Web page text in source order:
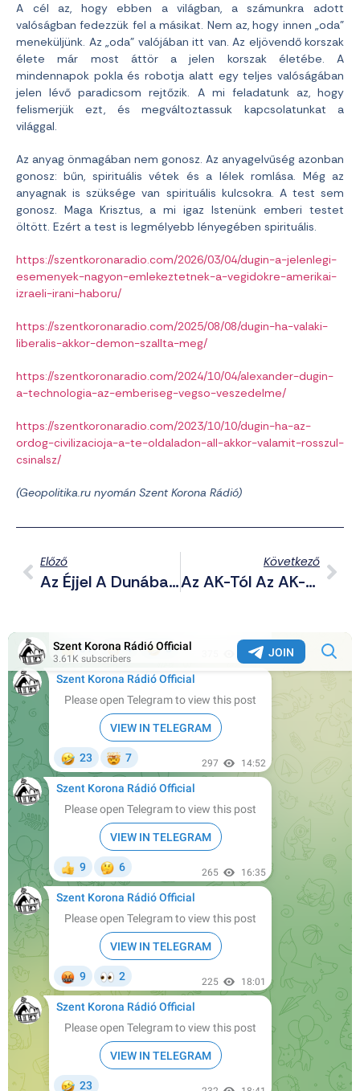
A cél az, hogy ebben a világban, a számunkra adott
valóságban fedezzük fel a másikat. Nem az, hogy innen „oda”
meneküljünk. Az „oda” valójában itt van. Az eljövendő korszak
élete már most áttör a jelen korszak életébe. A
mindennapok pokla és robotja alatt egy teljes valóságában
jelen lévő paradicsom rejtőzik. A mi feladatunk az, hogy
felismerjük ezt, és megváltoztassuk kapcsolatunkat a
világgal.
Az anyag önmagában nem gonosz. Az anyagelvűség azonban
gonosz: bűn, spirituális vétek és a lélek romlása. Még az
anyagnak is szüksége van spirituális kulcsokra. A test sem
gonosz. Maga Krisztus, a mi igaz Istenünk emberi testet
öltött. Ezért a test is legmélyebb lényegében spirituális.
https://szentkoronaradio.com/2026/03/04/dugin-a-jelenlegi-
esemenyek-nagyon-emlekeztetnek-a-vegidokre-amerikai-
izraeli-irani-haboru/
https://szentkoronaradio.com/2025/08/08/dugin-ha-valaki-
liberalis-akkor-demon-szallta-meg/
https://szentkoronaradio.com/2024/10/04/alexander-dugin-
a-technologia-az-emberiseg-vegso-veszedelme/
https://szentkoronaradio.com/2023/10/10/dugin-ha-az-
ordog-civilizacioja-a-te-oldaladon-all-akkor-valamit-rosszul-
csinalsz/
(Geopolitika.ru nyomán Szent Korona Rádió)
Előző
Az Éjjel A Dunába Dobálták A Magyar Zászlókat; Államilag Támogatott Gyilkosság Áldozata Lett Egy Gyermek Hollandiában; Vallásgyalázó Előadást Tartott Hodász – Telegram Posztjaink (2026.06.25.)
Következő
Az AK-Tól Az AK-Gucci-Ig – Az Idők Szavai (2.Rész)